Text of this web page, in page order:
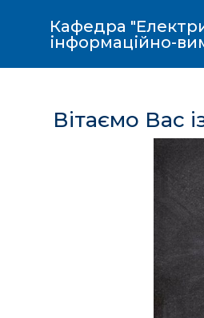
Кафедра
інформаційно-
Вітаємо Вас